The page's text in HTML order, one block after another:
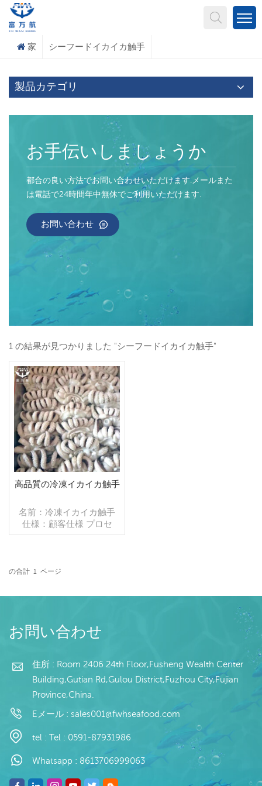
家 シーフードイカイカ触手
製品カテゴリ
お手伝いしましょうか
都合の良い方法でお問い合わせいただけます.メールまた
は電話で24時間年中無休でご利用いただけます.
お問い合わせ
1 の結果が見つかりました "シーフードイカイカ触手"
高品質の冷凍イカイカ触手
名前：冷凍イカイカ触手
仕様：顧客仕様 プロセ
ス：白化 グレージング：
グ,10kg /織りバッグ（カ
デル：卸売/輸出 min .注
払い：TT/С確認された取
消不能のLCを一目で 発
起源：中国 ブランド：fu
wang hang
の合計 1 ページ
お問い合わせ
住所 : Room 2406 24th Floor,Fusheng Wealth Center
Building,Gutian Rd,Gulou District,Fuzhou City,Fujian
Province,China.
Eメール : sales001@fwhseafood.com
tel : Tel : 0591-87931986
Whatsapp : 8613706999063